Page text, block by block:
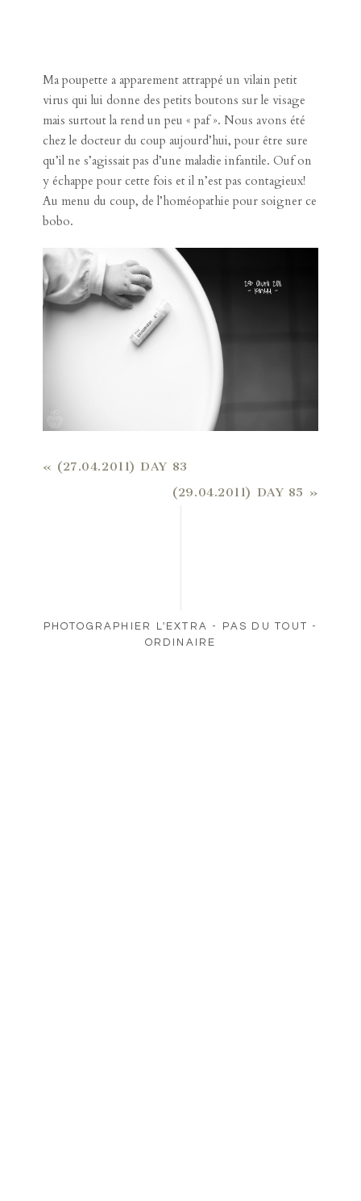
Ma poupette a apparement attrappé un vilain petit
virus qui lui donne des petits boutons sur le visage
mais surtout la rend un peu « paf ». Nous avons été
chez le docteur du coup aujourd’hui, pour être sure
qu’il ne s’agissait pas d’une maladie infantile. Ouf on
y échappe pour cette fois et il n’est pas contagieux!
Au menu du coup, de l’homéopathie pour soigner ce
bobo.
« (27.04.2011) DAY 83
(29.04.2011) DAY 85 »
PHOTOGRAPHIER L'EXTRA - PAS DU TOUT -
ORDINAIRE